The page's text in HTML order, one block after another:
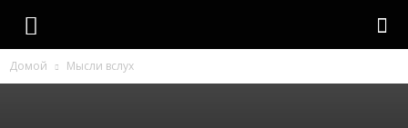
Домой Мысли вслух